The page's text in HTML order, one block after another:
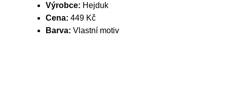
Výrobce: Hejduk
Cena: 449 Kč
Barva: Vlastní motiv